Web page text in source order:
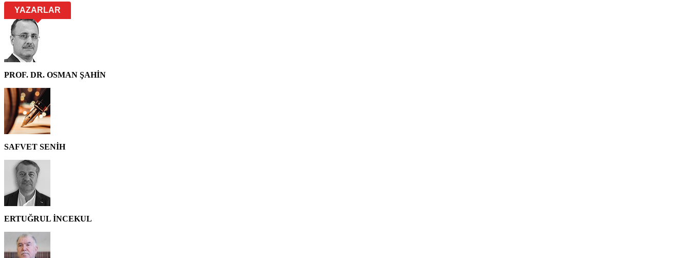
YAZARLAR
PROF. DR. OSMAN ŞAHİN
SAFVET SENİH
ERTUĞRUL İNCEKUL